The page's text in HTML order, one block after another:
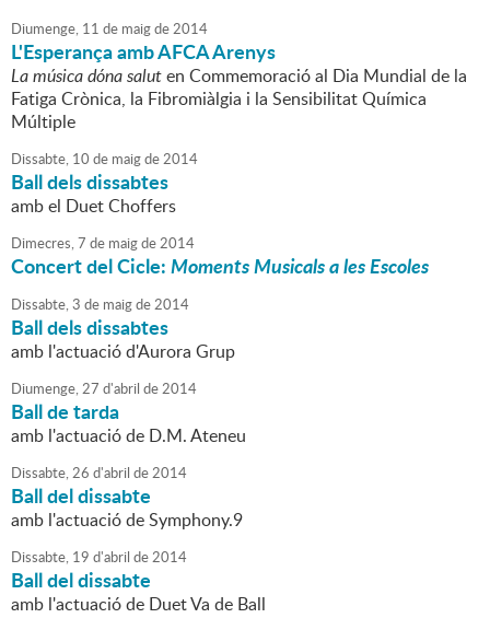
Diumenge, 11 de maigde2014
L'Esperança amb AFCA Arenys
La música dóna saluten Commemoració al Dia Mundial de la
Fatiga Crònica, la Fibromiàlgia i la Sensibilitat Química
Múltiple
Dissabte, 10 de maigde2014
Ball dels dissabtes
amb el Duet Choffers
Dimecres,7 de maigde2014
Concert del Cicle:Moments Musicals a les Escoles
Dissabte,3 de maigde2014
Ball dels dissabtes
amb l'actuació d'Aurora Grup
Diumenge,27 d'abril de2014
Ball de tarda
amb l'actuació de D.M. Ateneu
Dissabte,26 d'abril de2014
Ball del dissabte
amb l'actuació de Symphony.9
Dissabte, 19 d'abril de2014
Ball del dissabte
amb l'actuació de Duet Va de Ball